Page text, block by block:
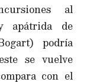
al
apátrida de
podría
se vuelve
con el